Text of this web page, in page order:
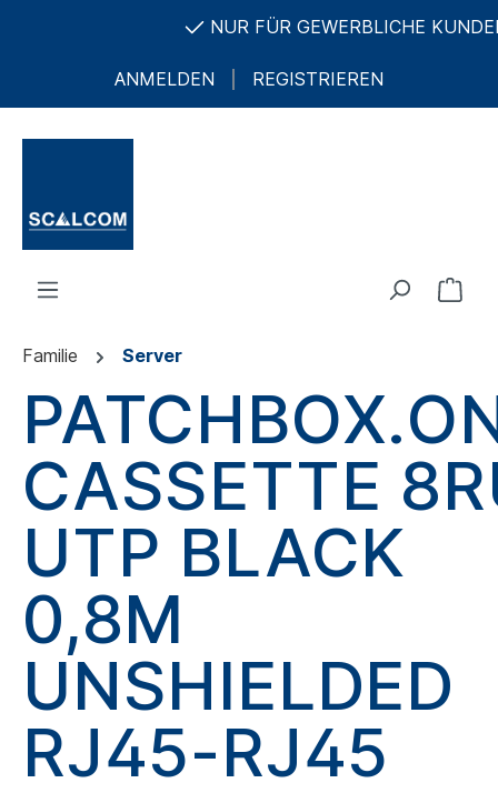
NUR FÜR GEWERBLICHE KUNDEN
ANMELDEN REGISTRIEREN
Familie Server
CASSETTE
UTP BLACK
0,8M
UNSHIELDED
RJ45-RJ45